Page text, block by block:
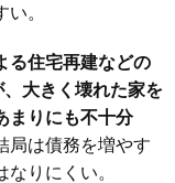
。
る住宅再建などの
大きく壊れた家を
まりにも不十分
局は債務を増やす
りにくい。